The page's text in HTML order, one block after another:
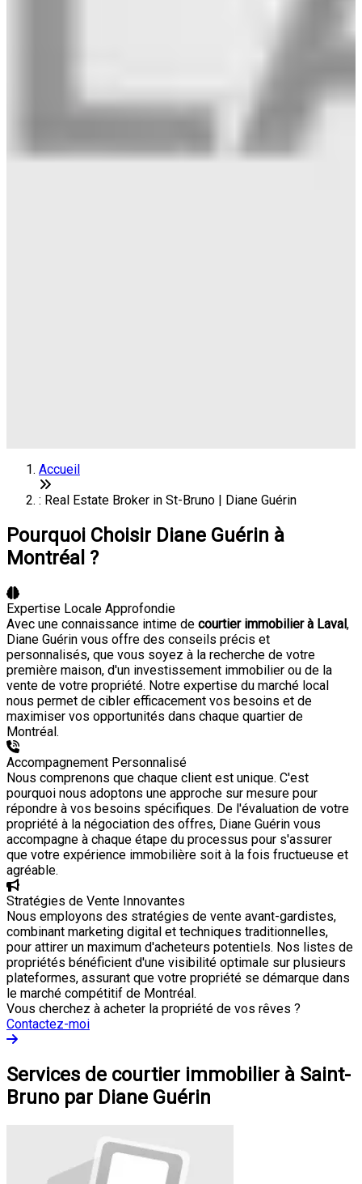
Accueil
: Real Estate Broker in St-Bruno | Diane Guérin
Pourquoi Choisir Diane Guérin à
Montréal ?
Expertise Locale Approfondie
Avec une connaissance intime de courtier immobilier à Laval,
Diane Guérin vous offre des conseils précis et
personnalisés, que vous soyez à la recherche de votre
première maison, d'un investissement immobilier ou de la
vente de votre propriété. Notre expertise du marché local
nous permet de cibler efficacement vos besoins et de
maximiser vos opportunités dans chaque quartier de
Montréal.
Accompagnement Personnalisé
Nous comprenons que chaque client est unique. C'est
pourquoi nous adoptons une approche sur mesure pour
répondre à vos besoins spécifiques. De l'évaluation de votre
propriété à la négociation des offres, Diane Guérin vous
accompagne à chaque étape du processus pour s'assurer
que votre expérience immobilière soit à la fois fructueuse et
agréable.
Stratégies de Vente Innovantes
Nous employons des stratégies de vente avant-gardistes,
combinant marketing digital et techniques traditionnelles,
pour attirer un maximum d'acheteurs potentiels. Nos listes de
propriétés bénéficient d'une visibilité optimale sur plusieurs
plateformes, assurant que votre propriété se démarque dans
le marché compétitif de Montréal.
Vous cherchez à acheter la propriété de vos rêves ?
Contactez-moi
Services de courtier immobilier à Saint-
Bruno par Diane Guérin